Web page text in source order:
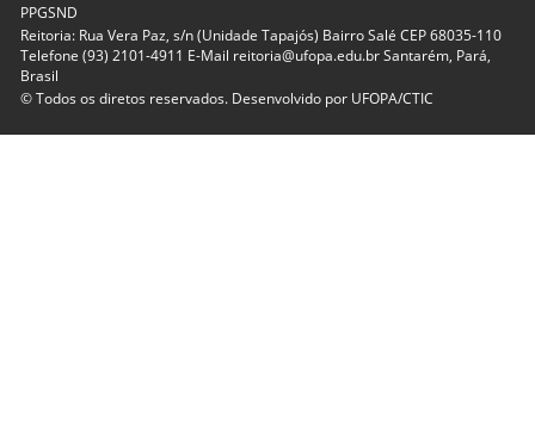
PPGSND
Reitoria: Rua Vera Paz, s/n (Unidade Tapajós) Bairro Salé CEP 68035-110
Telefone (93) 2101-4911 E-Mail reitoria@ufopa.edu.br Santarém, Pará,
Brasil
© Todos os diretos reservados. Desenvolvido por UFOPA/CTIC